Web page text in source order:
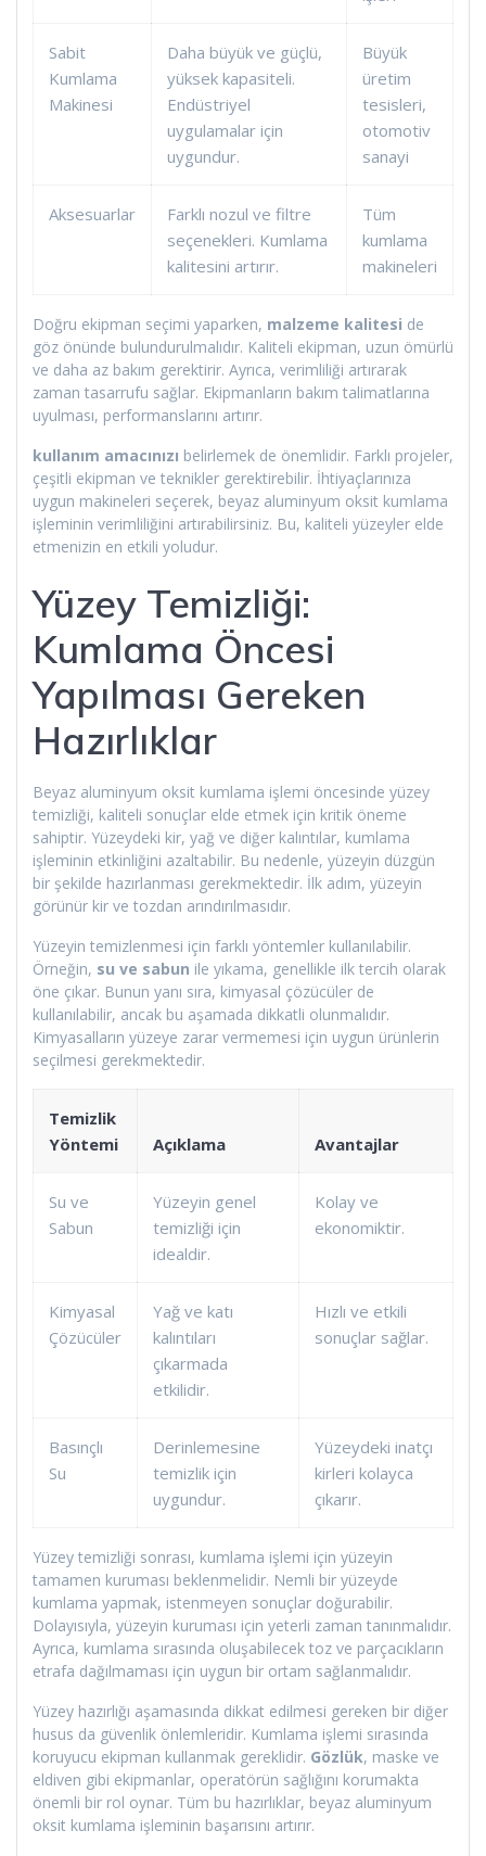
Sabit
Kumlama
Makinesi
Daha büyük ve güçlü,
yüksek kapasiteli.
Endüstriyel
uygulamalar için
uygundur.
Büyük
üretim
tesisleri,
otomotiv
sanayi
Aksesuarlar
Farklı nozul ve filtre
seçenekleri. Kumlama
kalitesini artırır.
Tüm
kumlama
makineleri
Doğru ekipman seçimi yaparken, malzeme kalitesi de
göz önünde bulundurulmalıdır. Kaliteli ekipman, uzun ömürlü
ve daha az bakım gerektirir. Ayrıca, verimliliği artırarak
zaman tasarrufu sağlar. Ekipmanların bakım talimatlarına
uyulması, performanslarını artırır.
kullanım amacınızı belirlemek de önemlidir. Farklı projeler,
çeşitli ekipman ve teknikler gerektirebilir. İhtiyaçlarınıza
uygun makineleri seçerek, beyaz aluminyum oksit kumlama
işleminin verimliliğini artırabilirsiniz. Bu, kaliteli yüzeyler elde
etmenizin en etkili yoludur.
Yüzey Temizliği:
Kumlama Öncesi
Yapılması Gereken
Hazırlıklar
Beyaz aluminyum oksit kumlama işlemi öncesinde yüzey
temizliği, kaliteli sonuçlar elde etmek için kritik öneme
sahiptir. Yüzeydeki kir, yağ ve diğer kalıntılar, kumlama
işleminin etkinliğini azaltabilir. Bu nedenle, yüzeyin düzgün
bir şekilde hazırlanması gerekmektedir. İlk adım, yüzeyin
görünür kir ve tozdan arındırılmasıdır.
Yüzeyin temizlenmesi için farklı yöntemler kullanılabilir.
Örneğin, su ve sabun ile yıkama, genellikle ilk tercih olarak
öne çıkar. Bunun yanı sıra, kimyasal çözücüler de
kullanılabilir, ancak bu aşamada dikkatli olunmalıdır.
Kimyasalların yüzeye zarar vermemesi için uygun ürünlerin
seçilmesi gerekmektedir.
Temizlik
Yöntemi
Açıklama Avantajlar
Su ve
Sabun
Yüzeyin genel
temizliği için
idealdir.
Kolay ve
ekonomiktir.
Kimyasal
Çözücüler
Yağ ve katı
kalıntıları
çıkarmada
etkilidir.
Hızlı ve etkili
sonuçlar sağlar.
Basınçlı
Su
Derinlemesine
temizlik için
uygundur.
Yüzeydeki inatçı
kirleri kolayca
çıkarır.
Yüzey temizliği sonrası, kumlama işlemi için yüzeyin
tamamen kuruması beklenmelidir. Nemli bir yüzeyde
kumlama yapmak, istenmeyen sonuçlar doğurabilir.
Dolayısıyla, yüzeyin kuruması için yeterli zaman tanınmalıdır.
Ayrıca, kumlama sırasında oluşabilecek toz ve parçacıkların
etrafa dağılmaması için uygun bir ortam sağlanmalıdır.
Yüzey hazırlığı aşamasında dikkat edilmesi gereken bir diğer
husus da güvenlik önlemleridir. Kumlama işlemi sırasında
koruyucu ekipman kullanmak gereklidir. Gözlük, maske ve
eldiven gibi ekipmanlar, operatörün sağlığını korumakta
önemli bir rol oynar. Tüm bu hazırlıklar, beyaz aluminyum
oksit kumlama işleminin başarısını artırır.